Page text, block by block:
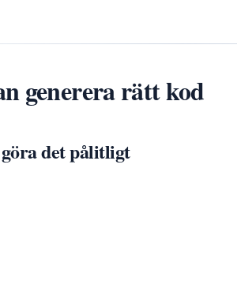
generera rätt kod
det pålitligt